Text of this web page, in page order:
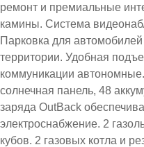
ремонт и премиальные
камины. Система
Парковка для
территории. Удобная
коммуникации
солнечная панель, 48
заряда OutBack
электроснабжение. 2
кубов. 2 газовых котла и